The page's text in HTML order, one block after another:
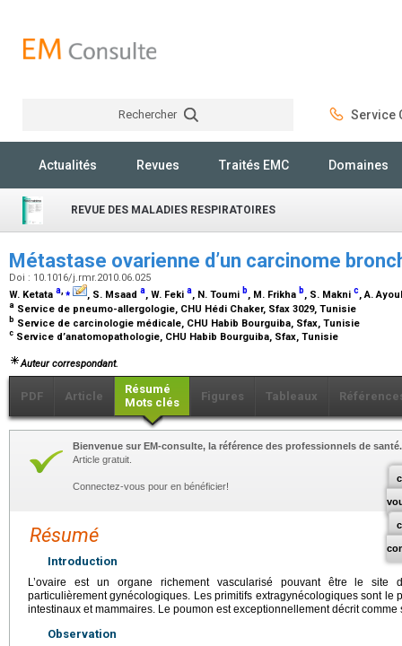
Rechercher Service
Actualités Revues Traités EMC Domaines
REVUE DES MALADIES RESPIRATOIRES
Métastase ovarienne d’un carcinome
Doi : 10.1016/j.rmr.2010.06.025
W. Ketata a,⁎ , S. Msaad a, W. Feki a, N. Toumi b, M. Frikha b, S. Makni c, A.
a Service de pneumo-allergologie, CHU Hédi Chaker, Sfax 3029, Tunisie
b Service de carcinologie médicale, CHU Habib Bourguiba, Sfax, Tunisie
c Service d’anatomopathologie, CHU Habib Bourguiba, Sfax, Tunisie
Auteur correspondant.
PDF Article
Résumé
Mots clés
Figures Tableaux
Bienvenue sur EM-consulte, la référence des professionnels de santé.
Article gratuit.
Connectez-vous pour en bénéficier!
Résumé
Introduction
L’ovaire est un organe richement vascularisé pouvant être le site
particulièrement gynécologiques. Les primitifs extragynécologiques sont le
intestinaux et mammaires. Le poumon est exceptionnellement décrit
Observation